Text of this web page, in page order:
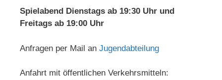
Spielabend Dienstags ab 19:30 Uhr und
Freitags ab 19:00 Uhr
Anfragen per Mail an Jugendabteilung
Anfahrt mit öffentlichen Verkehrsmitteln: